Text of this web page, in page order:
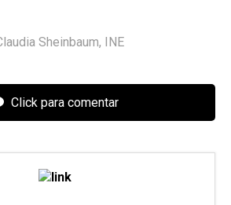
Sheinbaum, INE
Click para comentar